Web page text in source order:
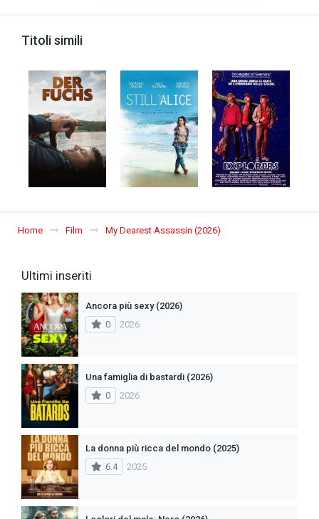
Titoli simili
Home Film My Dearest Assassin (2026)
Ultimi inseriti
Ancora più sexy (2026)
0
2026
Una famiglia di bastardi (2026)
0
2026
La donna più ricca del mondo (2025)
6.4
2025